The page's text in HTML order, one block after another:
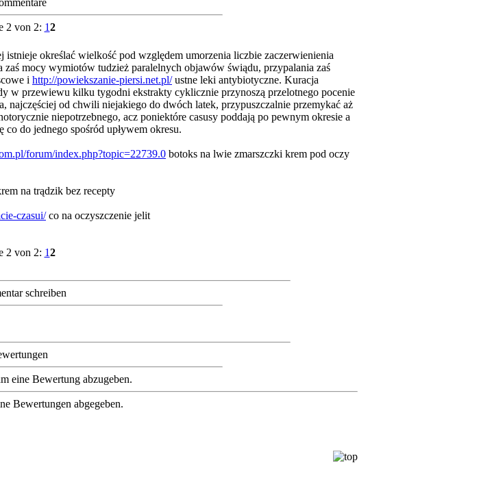
2 von 2: 12
określać wielkość pod względem umorzenia liczbie zaczerwienienia
mocy wymiotów tudzież paralelnych objawów świądu, przypalania zaś
i http://powiekszanie-piersi.net.pl/ustne leki antybiotyczne. Kuracja
w przewiewu kilku tygodni ekstrakty cyklicznie przynoszą przelotnego pocenie
najczęściej od chwili niejakiego do dwóch latek, przypuszczalnie przemykać aż
niepotrzebnego, acz poniektóre casusy poddają po pewnym okresie a
co do jednego spośród upływem okresu.
forum/index.php?topic=22739.0 botoks na lwie zmarszczki krem pod oczy
na trądzik bez recepty
czasui/co na oczyszczenie jelit
2 von 2: 12
schreiben
eine Bewertung abzugeben.
Bewertungen abgegeben.